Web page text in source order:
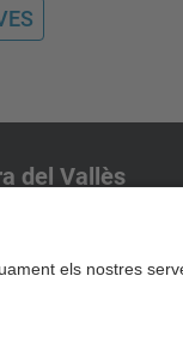
del Vallès